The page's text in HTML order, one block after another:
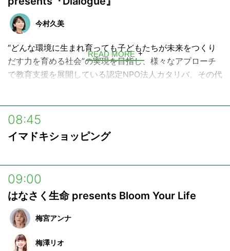
の楽しさ、豊かさを共感しあったり、週末にペットと一緒
に行けるスポットの情報をお届けするほか、ペットと暮ら
していると心配な災害時の備えなど、ペットを取り巻く
様々な情報、話題をお届けしていきます。
今村久美
“どんな環境に生まれ育っても子どもたちが未来をつくり
だす力を育める社会”の実現を目指し、様々なアプローチ
で教育支援を展開している認定NPO法人カタリバ。その代
です。
READ MORE
08:45
イマドキショッピング
09:00
はなさく生命 presents Bloom Your Life
梅宮アンナ
梅澤リオ